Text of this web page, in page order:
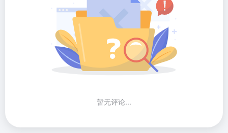
暂无评论...